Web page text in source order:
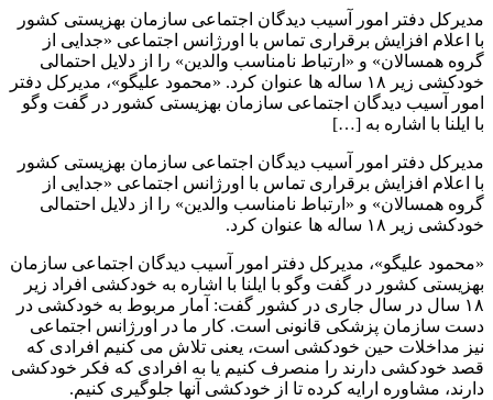
مدیرکل دفتر امور آسیب دیدگان اجتماعی سازمان بهزیستی کشور
با اعلام افزایش برقراری تماس با اورژانس اجتماعی «جدایی از
گروه همسالان» و «ارتباط نامناسب والدین» را از دلایل احتمالی
خودکشی زیر ۱۸ ساله ها عنوان کرد. «محمود علیگو»، مدیرکل دفتر
امور آسیب دیدگان اجتماعی سازمان بهزیستی کشور در گفت وگو
با ایلنا با اشاره به […]
مدیرکل دفتر امور آسیب دیدگان اجتماعی سازمان بهزیستی کشور
با اعلام افزایش برقراری تماس با اورژانس اجتماعی «جدایی از
گروه همسالان» و «ارتباط نامناسب والدین» را از دلایل احتمالی
خودکشی زیر ۱۸ ساله ها عنوان کرد.
«محمود علیگو»، مدیرکل دفتر امور آسیب دیدگان اجتماعی سازمان
بهزیستی کشور در گفت وگو با ایلنا با اشاره به خودکشی افراد زیر
۱۸ سال در سال جاری در کشور گفت: آمار مربوط به خودکشی در
دست سازمان پزشکی قانونی است. کار ما در اورژانس اجتماعی
نیز مداخلات حین خودکشی است، یعنی تلاش می کنیم افرادی که
قصد خودکشی دارند را منصرف کنیم یا به افرادی که فکر خودکشی
دارند، مشاوره ارایه کرده تا از خودکشی آنها جلوگیری کنیم.